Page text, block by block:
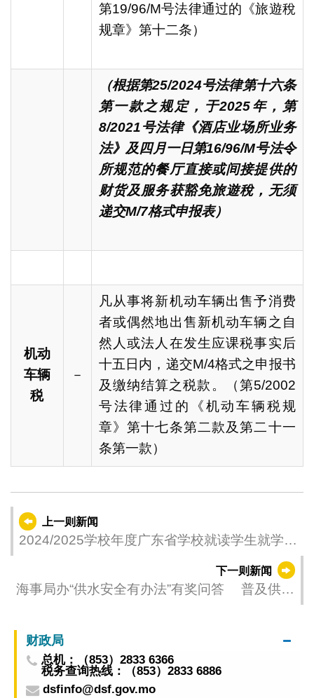
第19/96/M号法律通过的《旅遊稅
规章》第十二条）
（根据第25/2024号法律第十六条
第一款之规定，于2025年，第
8/2021号法律《酒店业场所业务
法》及四月一日第16/96/M号法令
所规范的餐厅直接或间接提供的
财货及服务获豁免旅遊稅，无须
递交M/7格式申报表）
机动
车辆
税
－
凡从事将新机动车辆出售予消费
者或偶然地出售新机动车辆之自
然人或法人在发生应课税事实后
十五日内，递交M/4格式之申报书
及缴纳结算之税款。（第5/2002
号法律通过的《机动车辆税规
章》第十七条第二款及第二十一
条第一款）
上一则新闻
2024/2025学校年度广东省学校就读学生就学财
政支援—列入学费津贴及学习用品津贴有条件
限制名单的申请处理结果公布
下一则新闻
海事局办“供水安全有办法”有奖问答 普及供水
财政局
总机：（853）2833 6366
税务查询热线：（853）2833 6886
dsfinfo@dsf.gov.mo